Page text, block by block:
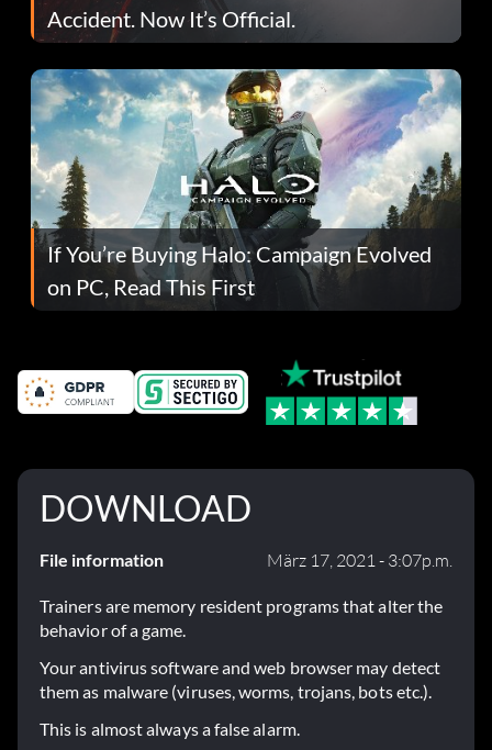
Accident. Now It’s Official.
If You’re Buying Halo: Campaign Evolved
on PC, Read This First
DOWNLOAD
File information März 17, 2021 - 3:07p.m.
Trainers are memory resident programs that alter the
behavior of a game.
Your antivirus software and web browser may detect
them as malware (viruses, worms, trojans, bots etc.).
This is almost always a false alarm.